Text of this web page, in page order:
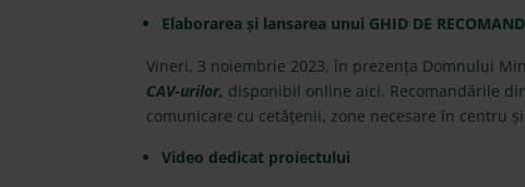
Elaborarea și lansarea unui GHID DE
Vineri, 3 noiembrie 2023, în prezența Domnului
CAV-urilor, disponibil online aici. Recomandările
comunicare cu cetățenii, zone necesare în centru
Video dedicat proiectului